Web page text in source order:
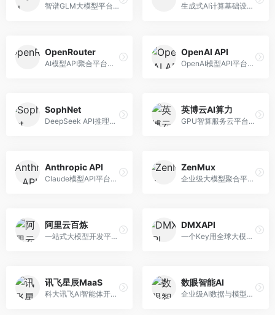
智谱GLM大模型平台，提供API调用与模型服务。面向开发者和企业用户，提供GLM系列模型API、微调服务、应用开发工具等，开源生态完善。 生成式AI计算基础设施平台，专注于模型推理服务。面向开发者和企业，提供多模型API、高性能推理、成本优化等服务，推理性价比高。
OpenRouter
AI模型API聚合平台，整合多种主流大模型。面向开发者，提供统一API接口、模型对比、成本优化等服务，模型选择灵活。
OpenAI API
OpenAI模型API平台，提供GPT系列模型服务。面向开发者，提供模型API、微调服务、Assistants API等，是AI开发领域的基础设施。
SophNet
DeepSeek API推理平台，专注于DeepSeek模型服务。面向开发者，提供DeepSeek模型API、高性能推理、低成本服务，推理效率高。
英博云AI算力
GPU智算服务云平台，专注于AI算力租赁。面向AI研究者和企业，提供GPU租赁、模型训练、推理服务等，算力资源丰富。
Anthropic API
Claude模型API平台，专注于安全可靠的AI服务。面向开发者，提供Claude系列模型API、安全特性、企业级服务等，API质量高。
ZenMux
企业级大模型聚合平台，专注于企业AI服务。面向企业用户，提供多模型管理、安全合规、成本优化等服务，企业级功能完善。
阿里云百炼
一站式大模型开发平台，深度整合阿里云服务。面向企业开发者和AI团队，提供模型训练、微调、部署、应用开发等全流程服务，企业级功能完善。
DMXAPI
一个Key用全球大模型的聚合平台。面向开发者，提供多模型统一API、简化接入、成本控制等服务，接入便捷。
讯飞星辰MaaS
科大讯飞AI智能体开发平台，专注于企业级模型服务。面向企业用户，提供模型调用、智能体创建、行业解决方案等服务，中文能力突出。
数眼智能AI
企业级AI数据与模型服务平台，专注于数据驱动AI。面向企业用户，提供数据管理、模型训练、部署服务等，数据治理能力强。